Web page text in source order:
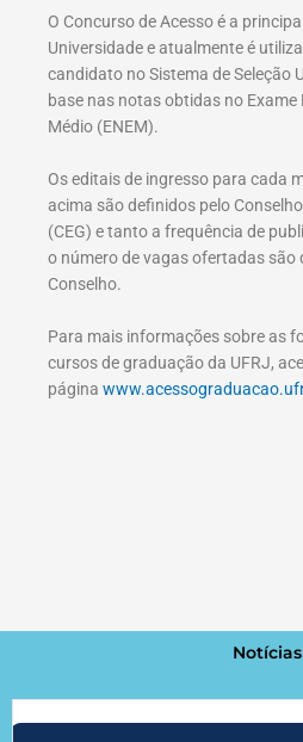
O Concurso de Acesso é a
Universidade e atualmente é
candidato no Sistema de Seleção
base nas notas obtidas no
Médio (ENEM).
Os editais de ingresso para cada
acima são definidos pelo
(CEG) e tanto a frequência de
o número de vagas ofertadas são
Conselho.
Para mais informações sobre as
cursos de graduação da UFRJ,
página
Notícias